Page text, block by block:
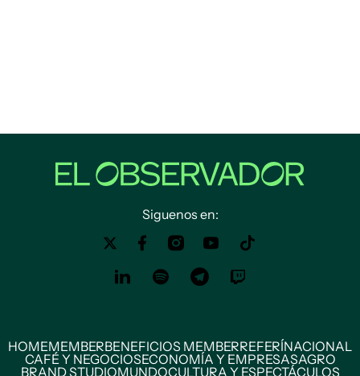
Siguenos en:
HOMEMEMBERBENEFICIOS MEMBERREFERÍNACIONAL
CAFÉ Y NEGOCIOSECONOMÍA Y EMPRESASAGRO
BRAND STUDIOMUNDOCULTURA Y ESPECTÁCULOS